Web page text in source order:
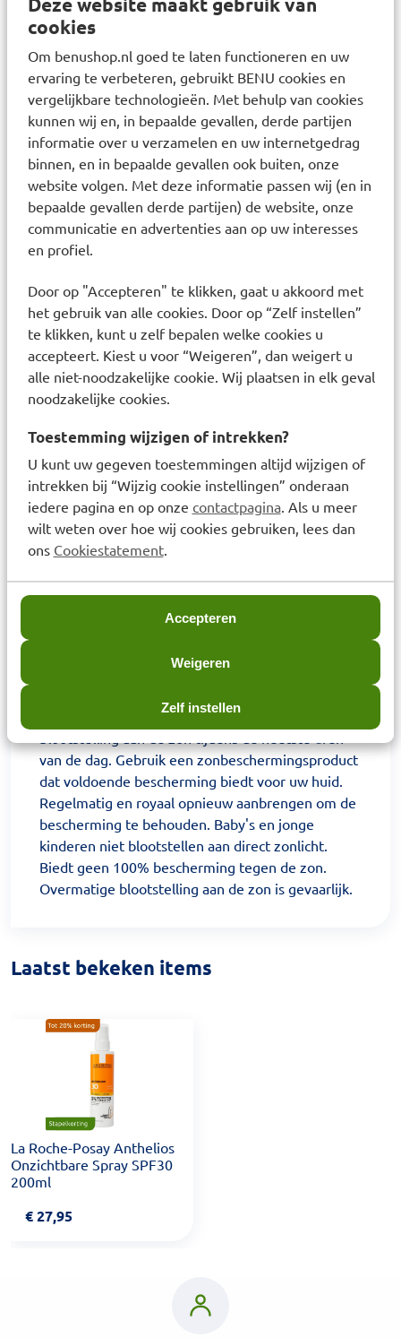
cookies
Om benushop.nl goed te laten functioneren en uw
ervaring te verbeteren, gebruikt BENU cookies en
vergelijkbare technologieën. Met behulp van cookies
kunnen wij en, in bepaalde gevallen, derde partijen
informatie over u verzamelen en uw internetgedrag
binnen, en in bepaalde gevallen ook buiten, onze
website volgen. Met deze informatie passen wij (en in
bepaalde gevallen derde partijen) de website, onze
communicatie en advertenties aan op uw interesses
en profiel.
Door op "Accepteren" te klikken, gaat u akkoord met
het gebruik van alle cookies. Door op “Zelf instellen”
te klikken, kunt u zelf bepalen welke cookies u
accepteert. Kiest u voor “Weigeren”, dan weigert u
alle niet-noodzakelijke cookie. Wij plaatsen in elk geval
noodzakelijke cookies.
Toestemming wijzigen of intrekken?
U kunt uw gegeven toestemmingen altijd wijzigen of
intrekken bij “Wijzig cookie instellingen” onderaan
iedere pagina en op onze contactpagina. Als u meer
wilt weten over hoe wij cookies gebruiken, lees dan
ons Cookiestatement.
Accepteren
Weigeren
Zelf instellen
Denat. / C12-15 Alkyl Benzoate / Glycerin /
Propylene Glycol / Diisopropyl Sebacate /
Octocrylene / Butyl Methoxydibenzoylmethane /
Ethylhexyl Triazone / Cyclohexasiloxane / Isononyl
Isononanoate / Styrene/Acrylates Copolymer /
Poly C10-30 Alkyl Acrylate / Acrylates Copolymer /
Alumina / Aluminium Stereate / Behenyl Alcohol /
Caprylyl Glycol / Cetyl Alcohol / Disodium Edta /
Disodium Ethylene Dicocamide Peg-15 Disulfate /
Drometrizole Trisiloxane / Glyceryl Stearate /
Glyceryl Stearate / Citrate / Isohexadecane /
Polyhydroxystearic Acid / Terephthalylidene
Dicamphor Sulfonic Acid. / Titanium Dioxide
Tocopherol / Triethanolamine / Triethylhexanoin /
Parfum / Fragrance
France. Responsible Contact:
consumercareNL@loreal.com. NL Safety warning:
Overmatige blootstelling aan de zon is gevaarlijk.
Baby's en jonge kinderen niet blootstellen aan
direct zonlicht. Blijf niet te lang in de zon, zelfs
niet wanneer een zonnebrandproduct wordt
geeft. Vlak voor blootstelling aan de zon het
product royaal aanbrengen. Om de bescherming
te behouden regelmatig en royaal opnieuw
transpireren of afdrogen. Het dragen van een
aanbevolen om kinderen te beschermen. Vermijd
van de dag. Gebruik een zonbeschermingsproduct
dat voldoende bescherming biedt voor uw huid.
Regelmatig en royaal opnieuw aanbrengen om de
bescherming te behouden. Baby's en jonge
kinderen niet blootstellen aan direct zonlicht.
Biedt geen 100% bescherming tegen de zon.
Overmatige blootstelling aan de zon is gevaarlijk.
Laatst bekeken items
La Roche-Posay Anthelios
Onzichtbare Spray SPF30
200ml
€27,95